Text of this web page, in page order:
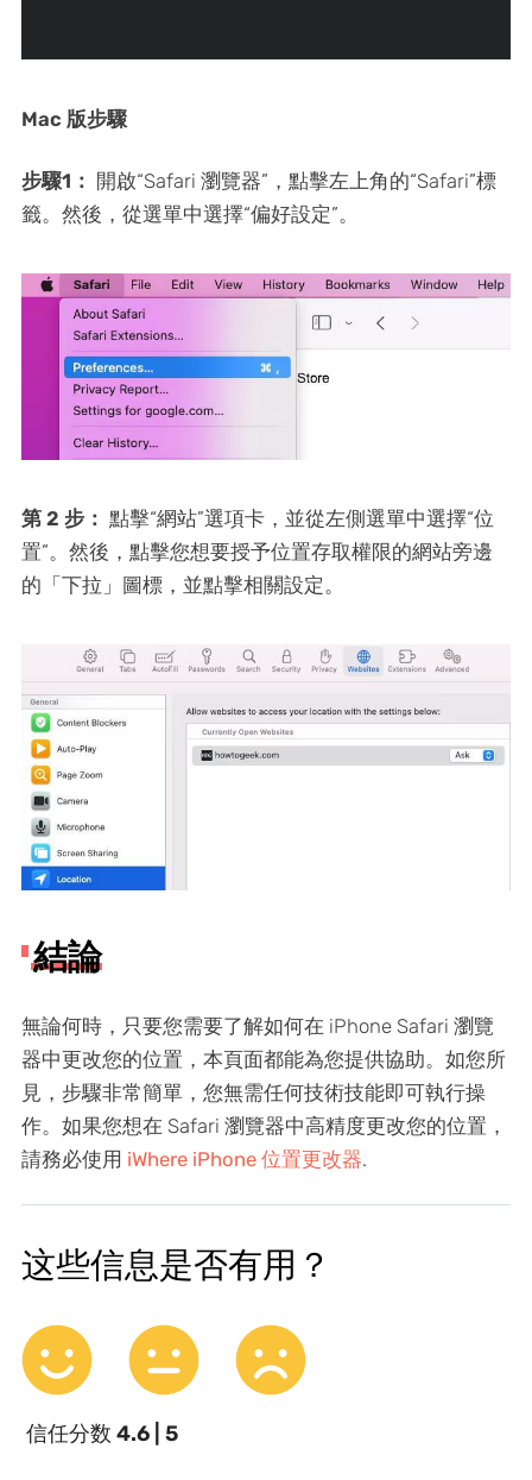
Mac 版步驟
步驟1： 開啟“Safari 瀏覽器”，點擊左上角的“Safari”標
籤。然後，從選單中選擇“偏好設定”。
第 2 步： 點擊“網站”選項卡，並從左側選單中選擇“位
置”。然後，點擊您想要授予位置存取權限的網站旁邊
的「下拉」圖標，並點擊相關設定。
結論
無論何時，只要您需要了解如何在 iPhone Safari 瀏覽
器中更改您的位置，本頁面都能為您提供協助。如您所
見，步驟非常簡單，您無需任何技術技能即可執行操
作。如果您想在 Safari 瀏覽器中高精度更改您的位置，
請務必使用 iWhere iPhone 位置更改器.
这些信息是否有用？
信任分数 4.6 | 5